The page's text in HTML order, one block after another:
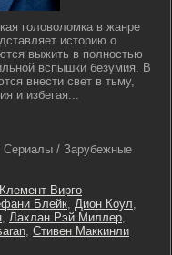
головоломка в жанре
историю о
выжить в полностью
вспышки безумия. В
внести свет в тьму,
и избегая...
/ Зарубежные
Клемент Вирго
Блейк, Дион Коул,
, Лахлан Рэй Миллер,
, Стивен Маккинли